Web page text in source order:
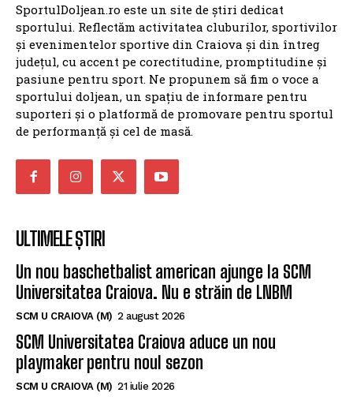
SportulDoljean.ro este un site de știri dedicat
sportului. Reflectăm activitatea cluburilor, sportivilor
și evenimentelor sportive din Craiova și din întreg
județul, cu accent pe corectitudine, promptitudine și
pasiune pentru sport. Ne propunem să fim o voce a
sportului doljean, un spațiu de informare pentru
suporteri și o platformă de promovare pentru sportul
de performanță și cel de masă.
ULTIMELE ȘTIRI
Un nou baschetbalist american ajunge la SCM
Universitatea Craiova. Nu e străin de LNBM
SCM U CRAIOVA (M) 2 august 2026
SCM Universitatea Craiova aduce un nou
playmaker pentru noul sezon
SCM U CRAIOVA (M) 21 iulie 2026